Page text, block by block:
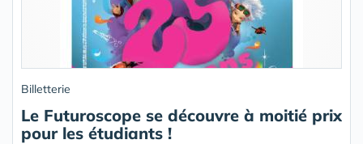
Billetterie
Le Futuroscope se découvre à moitié prix
pour les étudiants !